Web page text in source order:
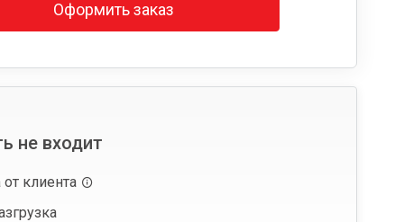
Оформить заказ
не входит
от клиента